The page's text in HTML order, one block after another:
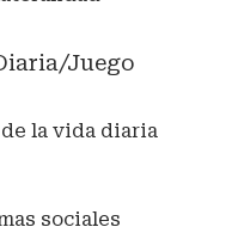
Juego
la vida diaria
sociales